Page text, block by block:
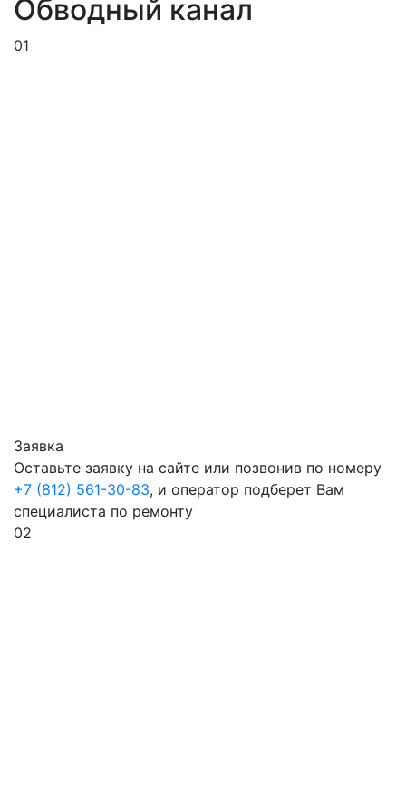
Обводный канал
01
Заявка
Оставьте заявку на сайте или позвонив по номеру
+7 (812) 561-30-83, и оператор подберет Вам
специалиста по ремонту
02